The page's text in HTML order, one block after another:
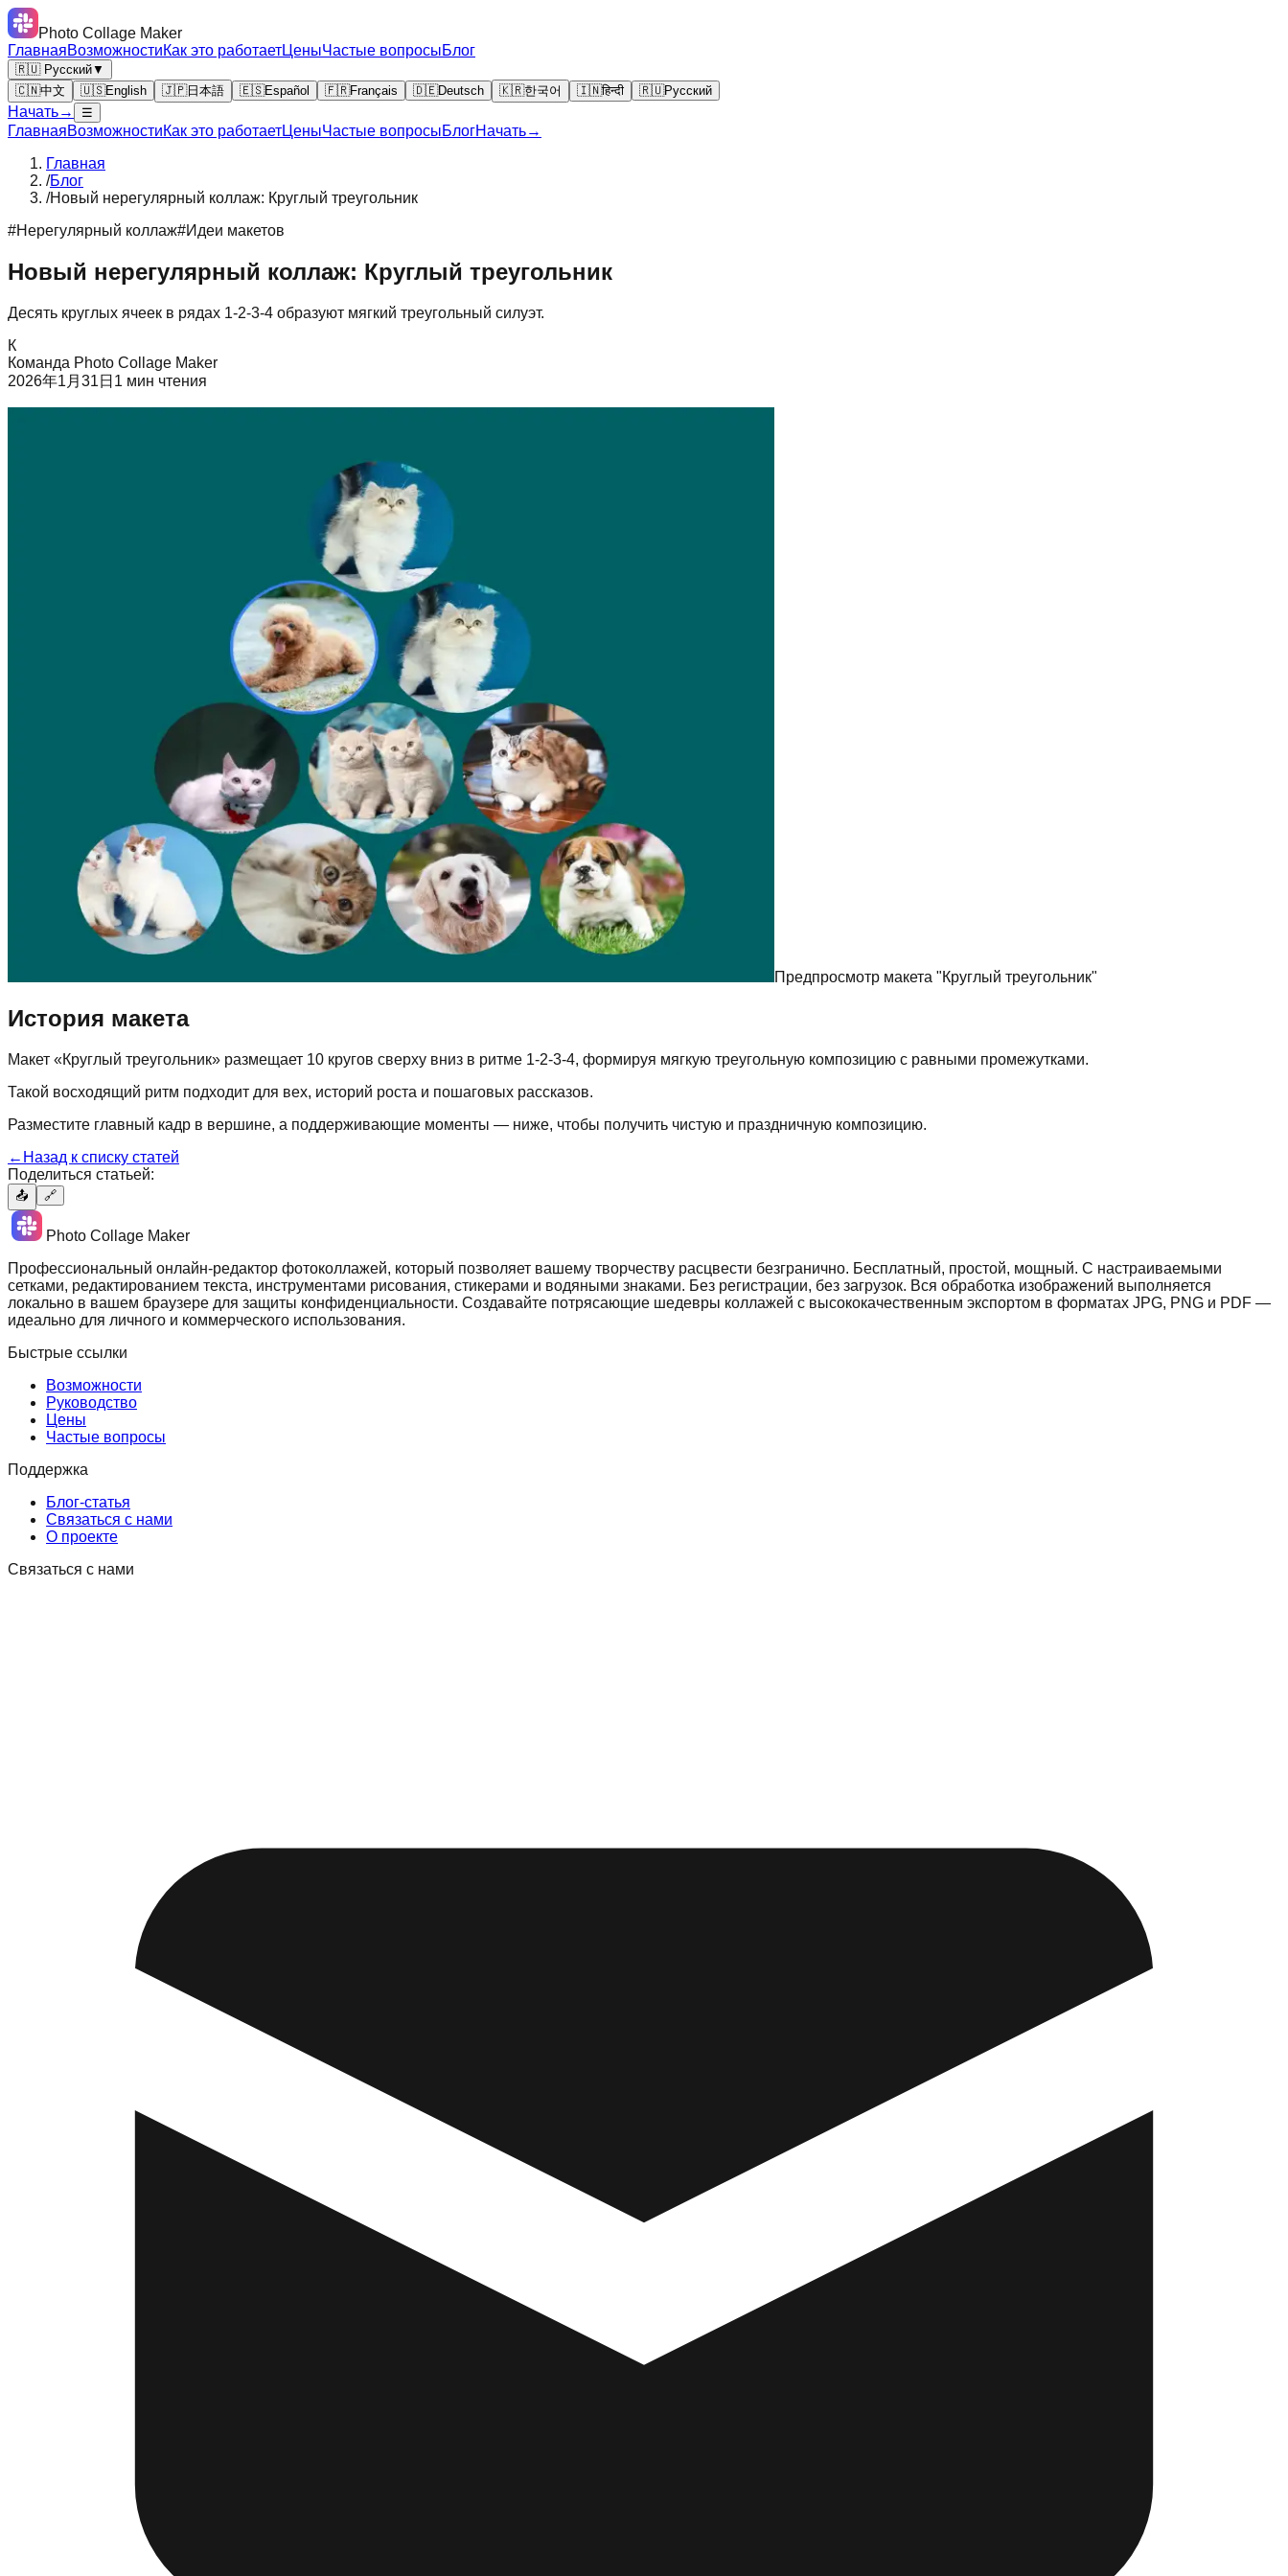
Photo Collage Maker
ГлавнаяВозможностиКак это работаетЦеныЧастые вопросыБлог
🇷🇺 Русский▼
🇨🇳中文 🇺🇸English 🇯🇵日本語 🇪🇸Español 🇫🇷Français 🇩🇪Deutsch 🇰🇷한국어 🇮🇳हिन्दी 🇷🇺Русский
Начать→ ☰
ГлавнаяВозможностиКак это работаетЦеныЧастые вопросыБлогНачать→
Главная
/Блог
/Новый нерегулярный коллаж: Круглый треугольник
#Нерегулярный коллаж#Идеи макетов
Новый нерегулярный коллаж: Круглый треугольник
Десять круглых ячеек в рядах 1-2-3-4 образуют мягкий треугольный силуэт.
К
Команда Photo Collage Maker
2026年1月31日 1 мин чтения
Предпросмотр макета "Круглый треугольник"
История макета
Макет «Круглый треугольник» размещает 10 кругов сверху вниз в ритме 1-2-3-4, формируя мягкую треугольную композицию с равными промежутками.
Такой восходящий ритм подходит для вех, историй роста и пошаговых рассказов.
Разместите главный кадр в вершине, а поддерживающие моменты — ниже, чтобы получить чистую и праздничную композицию.
← Назад к списку статей
Поделиться статьей:
📤 🔗
Photo Collage Maker
Профессиональный онлайн-редактор фотоколлажей, который позволяет вашему творчеству расцвести безгранично. Бесплатный, простой, мощный. С настраиваемыми
сетками, редактированием текста, инструментами рисования, стикерами и водяными знаками. Без регистрации, без загрузок. Вся обработка изображений выполняется
локально в вашем браузере для защиты конфиденциальности. Создавайте потрясающие шедевры коллажей с высококачественным экспортом в форматах JPG, PNG и PDF —
идеально для личного и коммерческого использования.
Быстрые ссылки
Возможности
Руководство
Цены
Частые вопросы
Поддержка
Блог-статья
Связаться с нами
О проекте
Связаться с нами